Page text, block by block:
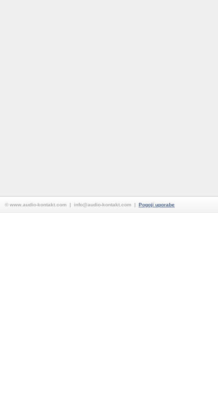
© www.audio-kontakt.com | info@audio-kontakt.com | Pogoji uporabe